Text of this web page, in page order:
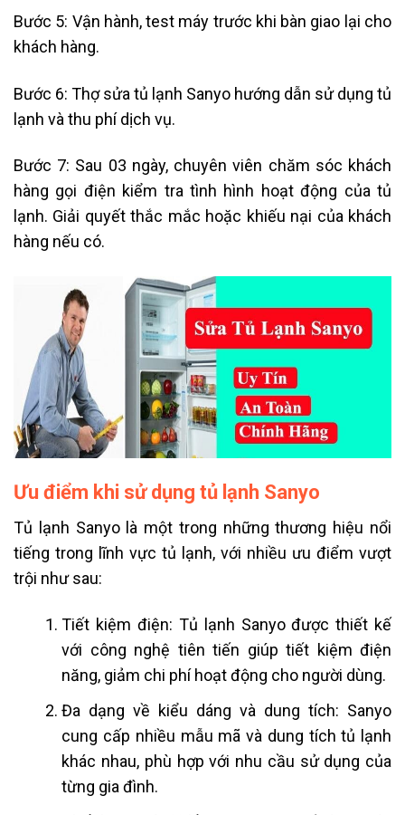
Bước 5: Vận hành, test máy trước khi bàn giao lại cho
khách hàng.
Bước 6: Thợ sửa tủ lạnh Sanyo hướng dẫn sử dụng tủ
lạnh và thu phí dịch vụ.
Bước 7: Sau 03 ngày, chuyên viên chăm sóc khách
hàng gọi điện kiểm tra tình hình hoạt động của tủ
lạnh. Giải quyết thắc mắc hoặc khiếu nại của khách
hàng nếu có.
Ưu điểm khi sử dụng tủ lạnh Sanyo
Tủ lạnh Sanyo là một trong những thương hiệu nổi
tiếng trong lĩnh vực tủ lạnh, với nhiều ưu điểm vượt
trội như sau:
Tiết kiệm điện: Tủ lạnh Sanyo được thiết kế
với công nghệ tiên tiến giúp tiết kiệm điện
năng, giảm chi phí hoạt động cho người dùng.
Đa dạng về kiểu dáng và dung tích: Sanyo
cung cấp nhiều mẫu mã và dung tích tủ lạnh
khác nhau, phù hợp với nhu cầu sử dụng của
từng gia đình.